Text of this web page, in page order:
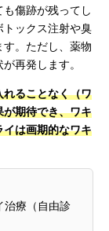
傷跡が残ってし
トックス注射や臭
。ただし、薬物
再発します。
れることなく（ワ
が期待でき、ワキ
イは画期的なワキ
治療（自由診